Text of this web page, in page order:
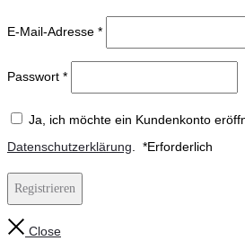
E-Mail-Adresse *
Passwort *
Ja, ich möchte ein Kundenkonto
Datenschutzerklärung. *Erforderlich
Registrieren
Close